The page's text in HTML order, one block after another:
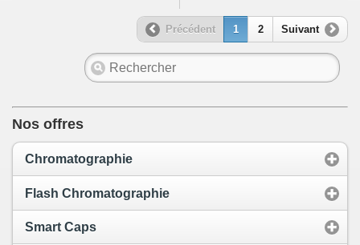
Précédent 1 2 Suivant
Nos offres
Chromatographie
Flash Chromatographie
Smart Caps